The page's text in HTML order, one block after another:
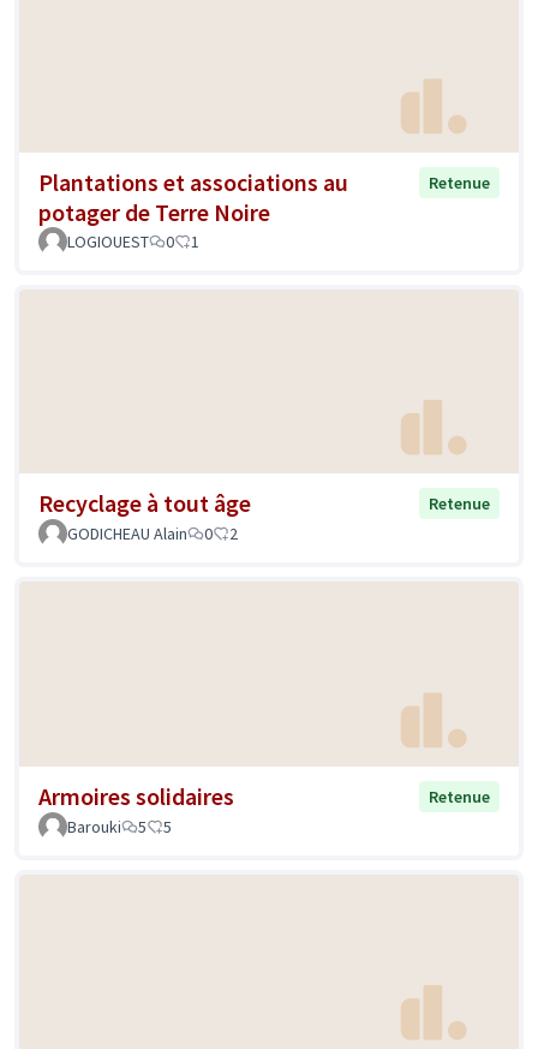
Plantations et associations au
potager de Terre Noire
Retenue
LOGIOUEST 0 1
Recyclage à tout âge
Retenue
GODICHEAU Alain
0 2
Armoires solidaires
Retenue
Barouki
5 5